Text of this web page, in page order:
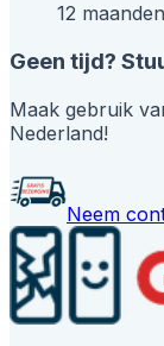
12
Geen tijd?
Maak gebruik
Nederland!
Neem